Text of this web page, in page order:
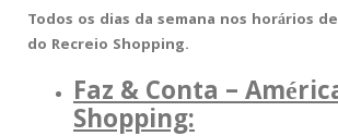
Todos os dias da semana nos horários
do Recreio Shopping.
Faz & Conta –
Shopping: